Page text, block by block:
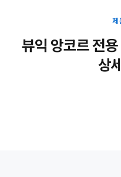
제
뷰익 앙코르 전
상